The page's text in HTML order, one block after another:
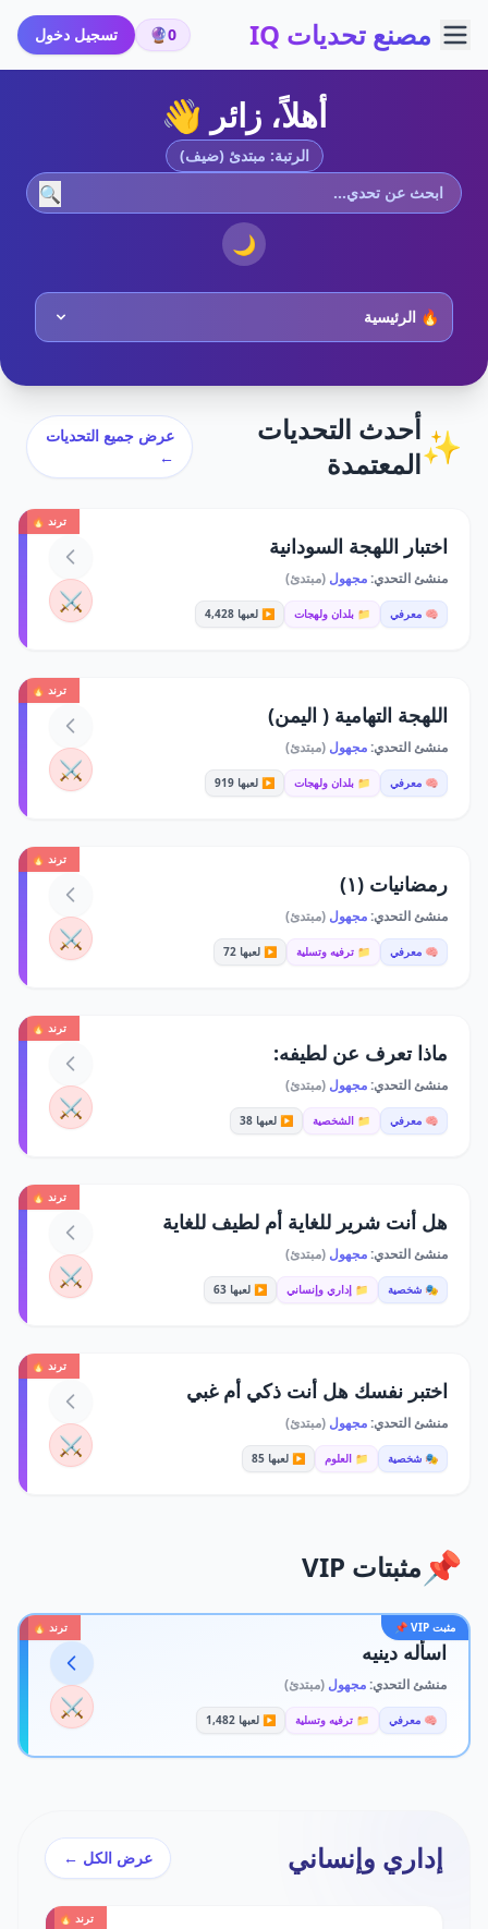
مصنع تحديات IQ 0
🔮 تسجيل دخول
أهلاً، زائر 👋
الرتبة: مبتدئ (ضيف)
🔍
🌙
✨أحدث التحديات
المعتمدة
عرض جميع التحديات
←
ترند 🔥
اختبار اللهجة السودانية
منشئ التحدي:مجهول (مبتدئ)
🧠 معرفي 📁 بلدان ولهجات ▶️ لعبها 4,428 ⚔️
ترند 🔥
اللهجة التهامية ( اليمن)
منشئ التحدي:مجهول (مبتدئ)
🧠 معرفي 📁 بلدان ولهجات ▶️ لعبها 919 ⚔️
ترند 🔥
رمضانيات (١)
منشئ التحدي:مجهول (مبتدئ)
🧠 معرفي 📁 ترفيه وتسلية ▶️ لعبها 72 ⚔️
ترند 🔥
ماذا تعرف عن لطيفه:
منشئ التحدي:مجهول (مبتدئ)
🧠 معرفي 📁 الشخصية ▶️ لعبها 38 ⚔️
ترند 🔥
هل أنت شرير للغاية أم لطيف للغاية
منشئ التحدي:مجهول (مبتدئ)
🎭 شخصية 📁 إداري وإنساني ▶️ لعبها 63 ⚔️
ترند 🔥
اختبر نفسك هل أنت ذكي أم غبي
منشئ التحدي:مجهول (مبتدئ)
🎭 شخصية 📁 العلوم ▶️ لعبها 85 ⚔️
📌 مثبتات VIP
مثبت VIP 📌 ترند 🔥
اسأله دينيه
منشئ التحدي:مجهول (مبتدئ)
🧠 معرفي 📁 ترفيه وتسلية ▶️ لعبها 1,482 ⚔️
إداري وإنساني عرض الكل ←
ترند 🔥